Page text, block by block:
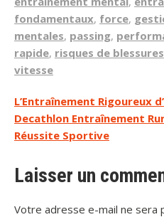
fondamentaux, force,
mentales, passing,
rapide, risques de blessures
vitesse
Navigation
de
l’article
L’Entraînement Rigoureux
Decathlon Entraînement
Réussite Sportive
Laisser un
Votre adresse e-mail ne sera